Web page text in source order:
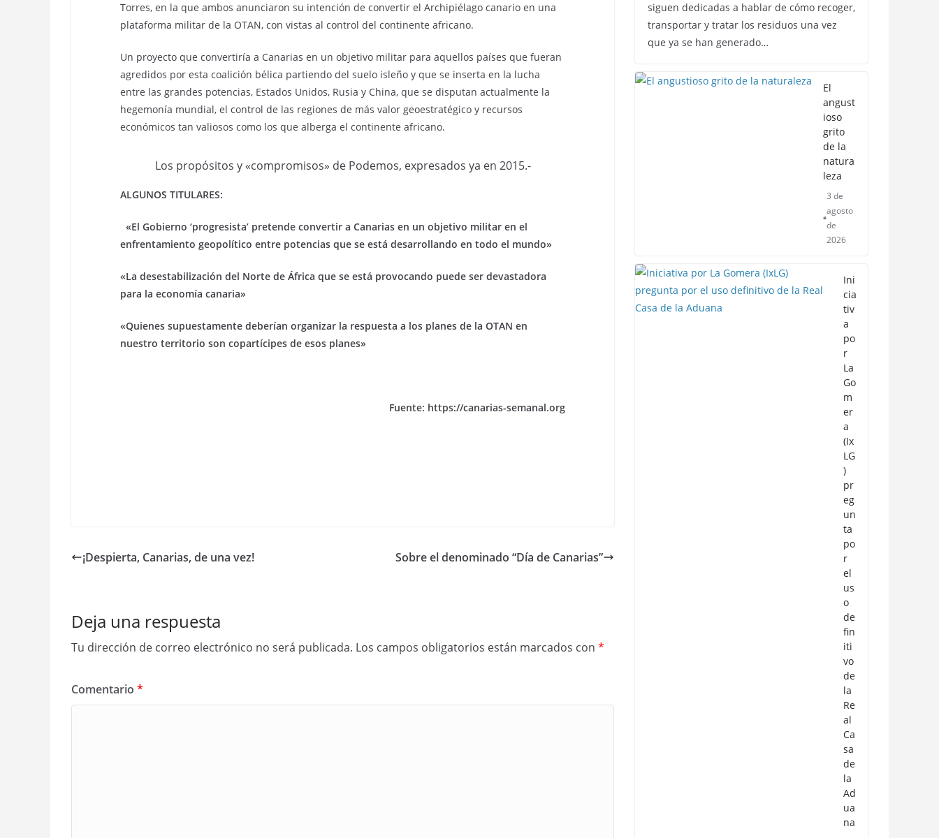
Torres, en la que ambos anunciaron su intención de convertir el Archipiélago canario en una
plataforma militar de la OTAN, con vistas al control del continente africano.
Un proyecto que convertiría a Canarias en un objetivo militar para aquellos países que fueran
agredidos por esta coalición bélica partiendo del suelo isleño y que se inserta en la lucha
entre las grandes potencias, Estados Unidos, Rusia y China, que se disputan actualmente la
hegemonía mundial, el control de las regiones de más valor geoestratégico y recursos
económicos tan valiosos como los que alberga el continente africano.
Los propósitos y «compromisos» de Podemos, expresados ya en 2015.-
ALGUNOS TITULARES:
«El Gobierno ‘progresista’ pretende convertir a Canarias en un objetivo militar en el
enfrentamiento geopolítico entre potencias que se está desarrollando en todo el mundo»
«La desestabilización del Norte de África que se está provocando puede ser devastadora
para la economía canaria»
«Quienes supuestamente deberían organizar la respuesta a los planes de la OTAN en
nuestro territorio son copartícipes de esos planes»
Fuente: https://canarias-semanal.org
¡Despierta, Canarias, de una vez! Sobre el denominado “Día de Canarias”
Deja una respuesta
Tu dirección de correo electrónico no será publicada. Los campos obligatorios están marcados con *
Comentario *
siguen dedicadas a hablar de cómo recoger,
transportar y tratar los residuos una vez
que ya se han generado…
El
angust
ioso
grito
de la
natura
leza
3 de
agosto
de
2026
Ini
cia
tiv
a
po
r
La
Go
m
er
a
(Ix
LG
)
pr
eg
un
ta
po
r
el
us
o
de
fin
iti
vo
de
la
Re
al
Ca
sa
de
la
Ad
ua
na